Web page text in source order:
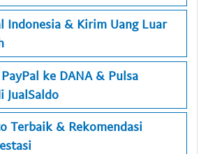
Indonesia & Kirim Uang Luar
ke DANA & Pulsa
JualSaldo
Terbaik & Rekomendasi